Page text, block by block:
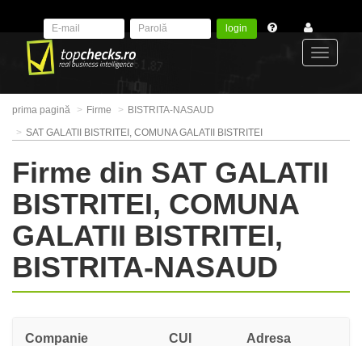
login
prima pagină Firme
BISTRITA-NASAUD
SAT GALATII BISTRITEI, COMUNA GALATII BISTRITEI
Firme din SAT GALATII
BISTRITEI, COMUNA
GALATII BISTRITEI,
BISTRITA-NASAUD
Companie CUI Adresa